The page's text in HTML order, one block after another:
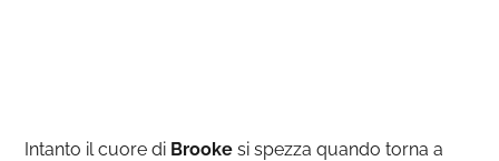
Intanto il cuore di Brooke si spezza quando torna a